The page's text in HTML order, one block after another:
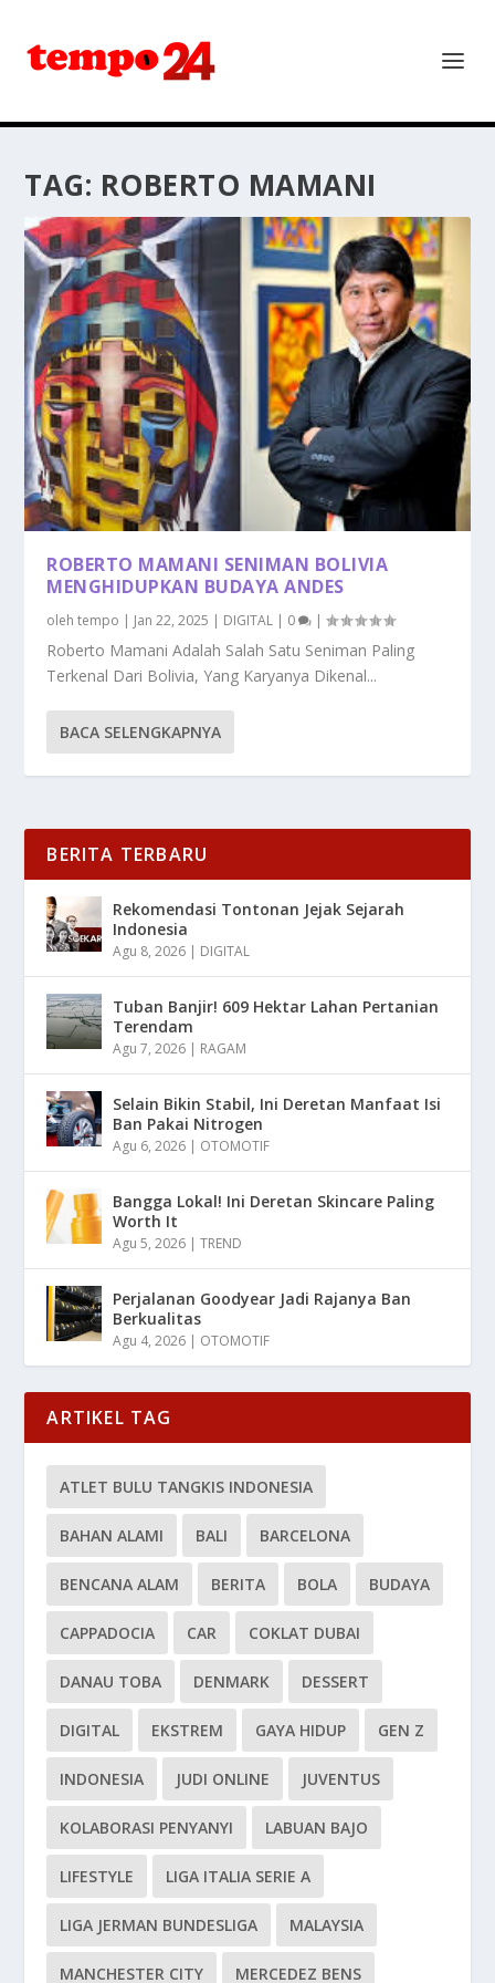
TAG: ROBERTO MAMANI
ROBERTO MAMANI SENIMAN BOLIVIA
MENGHIDUPKAN BUDAYA ANDES
olehtempo | Jan 22, 2025 | DIGITAL | 0 |
Roberto Mamani Adalah Salah Satu Seniman Paling
Terkenal Dari Bolivia, Yang Karyanya Dikenal...
BACA SELENGKAPNYA
BERITA TERBARU
Rekomendasi Tontonan Jejak Sejarah
Indonesia
Agu 8, 2026 | DIGITAL
Tuban Banjir! 609 Hektar Lahan Pertanian
Terendam
Agu 7, 2026 | RAGAM
Selain Bikin Stabil, Ini Deretan Manfaat Isi
Ban Pakai Nitrogen
Agu 6, 2026 | OTOMOTIF
Bangga Lokal! Ini Deretan Skincare Paling
Worth It
Agu 5, 2026 |TREND
Perjalanan Goodyear Jadi Rajanya Ban
Berkualitas
Agu 4, 2026 | OTOMOTIF
ARTIKEL TAG
ATLET BULU TANGKIS INDONESIA
BAHAN ALAMI BALI BARCELONA
BENCANA ALAM BERITA BOLA BUDAYA
CAPPADOCIA CAR COKLAT DUBAI
DANAU TOBA DENMARK DESSERT
DIGITAL EKSTREM GAYA HIDUP GEN Z
INDONESIA JUDI ONLINE JUVENTUS
KOLABORASI PENYANYI LABUAN BAJO
LIFESTYLE LIGA ITALIA SERIE A
LIGA JERMAN BUNDESLIGA MALAYSIA
MANCHESTER CITY MERCEDEZ BENS